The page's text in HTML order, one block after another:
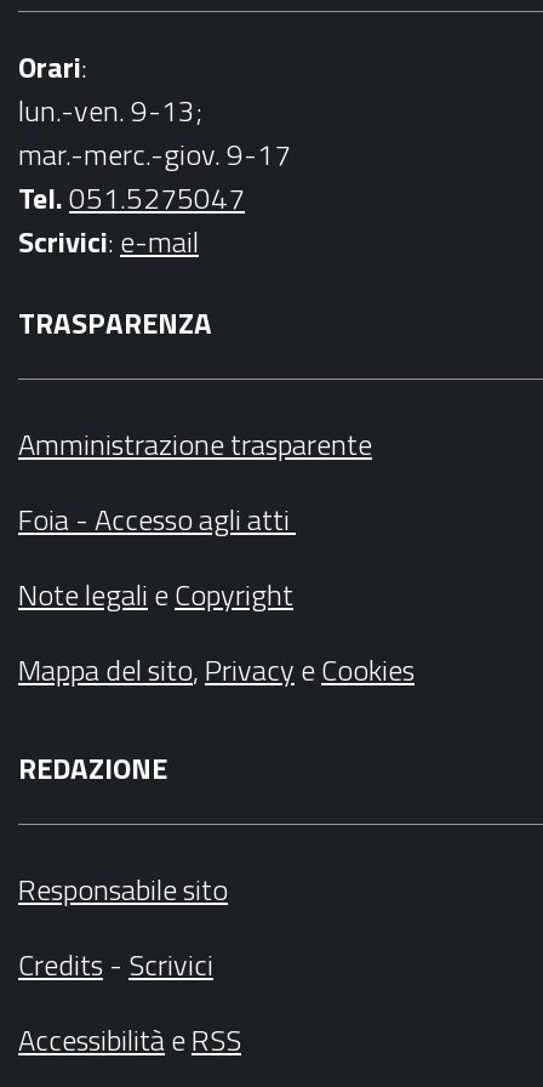
Orari:
lun.-ven. 9-13;
mar.-merc.-giov. 9-17
Tel.051.5275047
Scrivici:e-mail
TRASPARENZA
Amministrazione trasparente
Foia - Accesso agli atti
Note legalieCopyright
Mappa del sito,PrivacyeCookies
REDAZIONE
Responsabile sito
Credits- Scrivici
AccessibilitàeRSS